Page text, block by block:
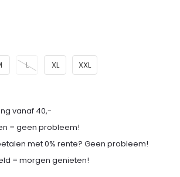
L XL XXL
vanaf 40,-
= geen probleem!
met 0% rente? Geen probleem!
= morgen genieten!